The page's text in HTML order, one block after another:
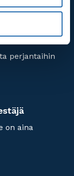
perjantaihin
on aina